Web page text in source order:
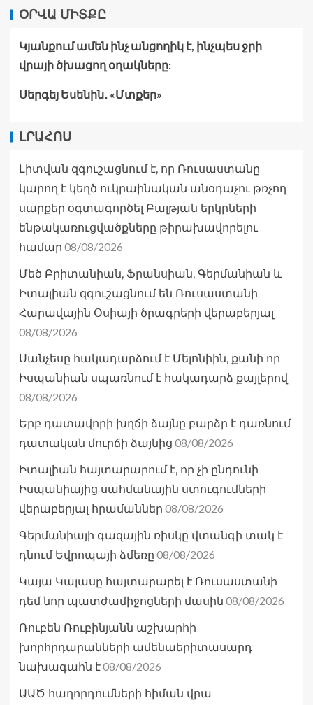
ՕՐՎԱ ՄԻՏՔԸ
Կյանքում ամեն ինչ անցողիկ է, ինչպես ջրի
վրայի ծխացող օղակները:
Սերգեյ Եսենին․ «Մտքեր»
ԼՐԱՀՈՍ
Լիտվան զգուշացնում է, որ Ռուսաստանը
կարող է կեղծ ուկրաինական անօդաչու թռչող
սարքեր օգտագործել Բալթյան երկրների
ենթակառուցվածքները թիրախավորելու
համար 08/08/2026
Մեծ Բրիտանիան, Ֆրանսիան, Գերմանիան և
Իտալիան զգուշացնում են Ռուսաստանի
Հարավային Օսիայի ծրագրերի վերաբերյալ
08/08/2026
Սանչեսը հակադարձում է Մելոնիին, քանի որ
Իսպանիան սպառնում է հակադարձ քայլերով
08/08/2026
Երբ դատավորի խղճի ձայնը բարձր է դառնում
դատական մուրճի ձայնից 08/08/2026
Իտալիան հայտարարում է, որ չի ընդունի
Իսպանիայից սահմանային ստուգումների
վերաբերյալ հրամաններ 08/08/2026
Գերմանիայի գազային ռիսկը վտանգի տակ է
դնում Եվրոպայի ձմեռը 08/08/2026
Կայա Կալասը հայտարարել է Ռուսաստանի
դեմ նոր պատժամիջոցների մասին 08/08/2026
Ռուբեն Ռուբինյանն աշխարհի
խորհրդարանների ամենաերիտասարդ
նախագահն է08/08/2026
ԱԱԾ հաղորդումների հիման վրա